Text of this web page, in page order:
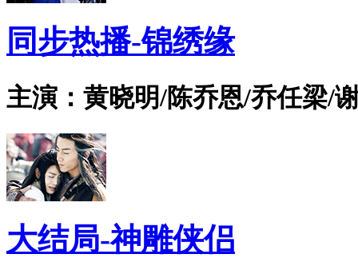
同步热播-锦绣缘
主演：黄晓明/陈乔恩/乔任梁/
大结局-神雕侠侣